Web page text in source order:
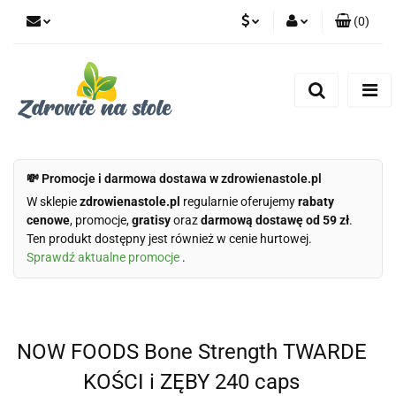
(0)
💸 Promocje i darmowa dostawa w zdrowienastole.pl
W sklepiezdrowienastole.pl regularnie oferujemyrabaty
cenowe, promocje,gratisyorazdarmową dostawę od 59 zł.
Ten produkt dostępny jest również w cenie hurtowej.
Sprawdź aktualne promocje .
NOW FOODS Bone Strength TWARDE
KOŚCI i ZĘBY 240 caps